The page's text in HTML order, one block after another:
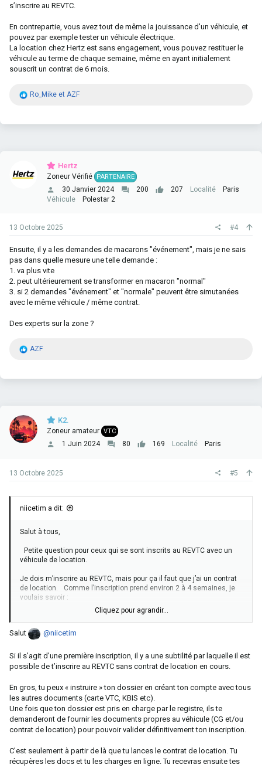
s’inscrire au REVTC.
En contrepartie, vous avez tout de même la jouissance d'un véhicule, et
pouvez par exemple tester un véhicule électrique.
La location chez Hertz est sans engagement, vous pouvez restituer le
véhicule au terme de chaque semaine, même en ayant initialement
souscrit un contrat de 6 mois.
R
:
Ro_Mike et AZF
Hertz
Zoneur Vérifié PARTENAIRE
30 Janvier 2024 200 207 Localité
Paris
Véhicule
Polestar 2
13 Octobre 2025 #4
Ensuite, il y a les demandes de macarons "événement", mais je ne sais
pas dans quelle mesure une telle demande :
1. va plus vite
2. peut ultérieurement se transformer en macaron "normal"
3. si 2 demandes "événement" et "normale" peuvent être simutanées
avec le même véhicule / même contrat.
Des experts sur la zone ?
R
s
:
AZF
K2.
Zoneur amateur VTC
1 Juin 2024 80 169 Localité Paris
13 Octobre 2025 #5
niicetim a dit:
Salut à tous,
Petite question pour ceux qui se sont inscrits au REVTC avec un
véhicule de location.
Je dois m’inscrire au REVTC, mais pour ça il faut que j’ai un contrat
de location. Comme l’inscription prend environ 2 à 4 semaines, je
voulais savoir :
- Est-ce que l’agence de location peut fournir un contrat avec un
début de location différé (par exemple dans 4 semaines), qu’on
pourrait utiliser pour l’inscription au REVTC ?
- Ou bien, au contraire, il faut obligatoirement que le contrat de
location soit déjà actif (véhicule déjà loué et j’ai donc déjà
Merci d’avance
Cliquez pour agrandir...
Salut @niicetim
Si il s’agit d’une première inscription, il y a une subtilité par laquelle il est
possible de t’inscrire au REVTC sans contrat de location en cours.
En gros, tu peux « instruire » ton dossier en créant ton compte avec tous
les autres documents (carte VTC, KBIS etc).
Une fois que ton dossier est pris en charge par le registre, ils te
demanderont de fournir les documents propres au véhicule (CG et/ou
contrat de location) pour pouvoir valider définitivement ton inscription.
C’est seulement à partir de là que tu lances le contrat de location. Tu
récupères les docs et tu les charges en ligne. Tu recevras ensuite tes